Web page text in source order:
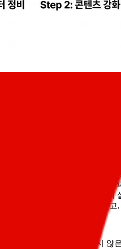
품을 탐색하거나 구매하고 있
막 시작됐다는 뜻입니다. 지
렷한데, 이유는 단순해요.
로젝트가 좋은 사례입니다.
있었고 상세 페이지는 감성
어-서술어-목적어) 구조로 상
추천에 K사 상품이 등장했
전성으로, 누군가 '묵직하지